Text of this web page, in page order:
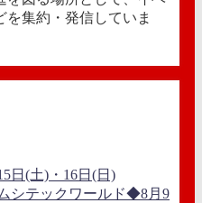
を集約・発信していま
日(土)・16日(日)
シテックワールド◆8月9